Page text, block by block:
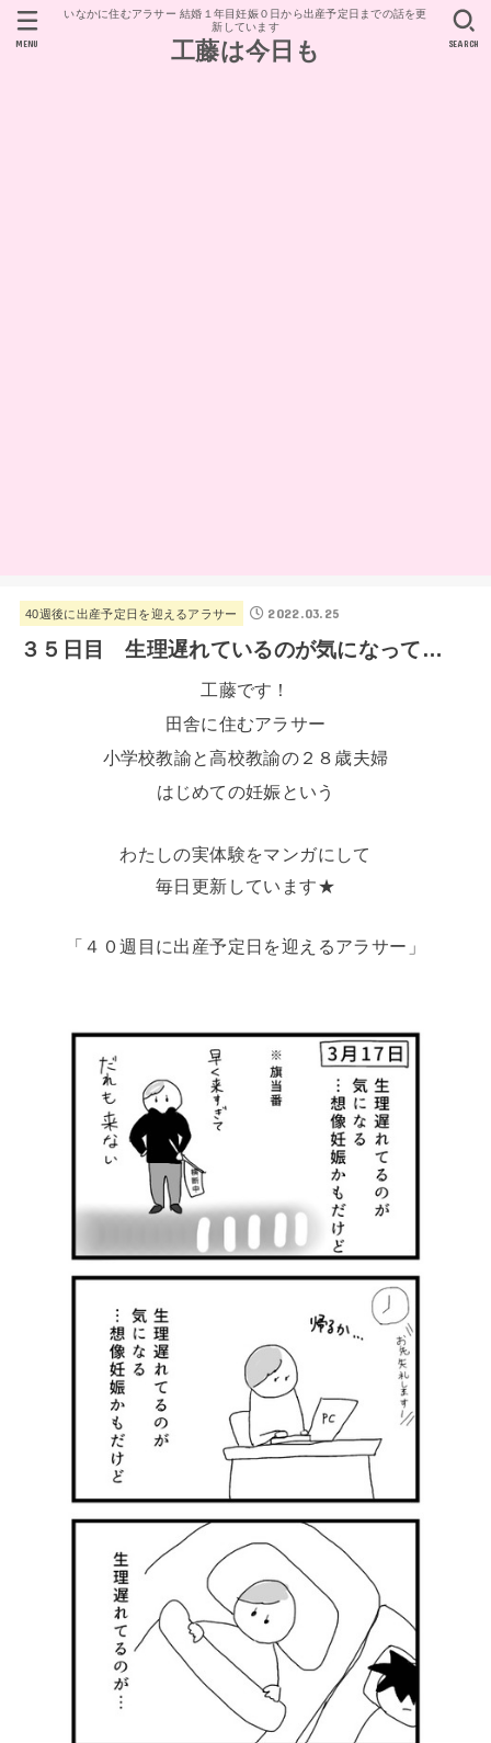
いなかに住むアラサー 結婚１年目妊娠０日から出産予定日までの話を更
新しています
工藤は今日も SEARCH
MENU
40週後に出産予定日を迎えるアラサー 2022.03.25
３５日目 生理遅れているのが気になって…
工藤です！
田舎に住むアラサー
小学校教諭と高校教諭の２８歳夫婦
はじめての妊娠という
わたしの実体験をマンガにして
毎日更新しています★
「４０週目に出産予定日を迎えるアラサー」